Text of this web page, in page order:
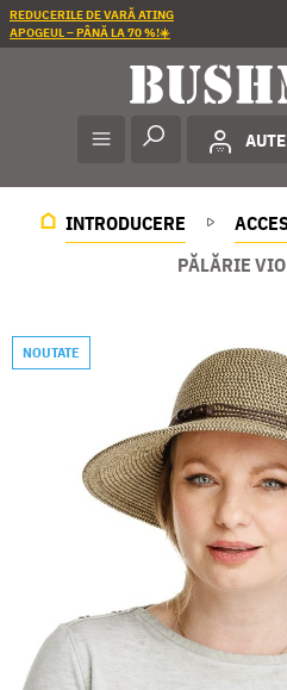
REDUCERILE DE VARĂ ATING
APOGEUL – PÂNĂ LA 70 %!☀️
INTRODUCERE
PĂLĂRIE
NOUTATE